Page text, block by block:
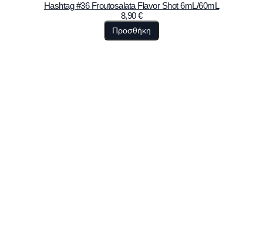
Hashtag #36 Froutosalata Flavor Shot 6mL/60mL
8,90€
Προσθήκη